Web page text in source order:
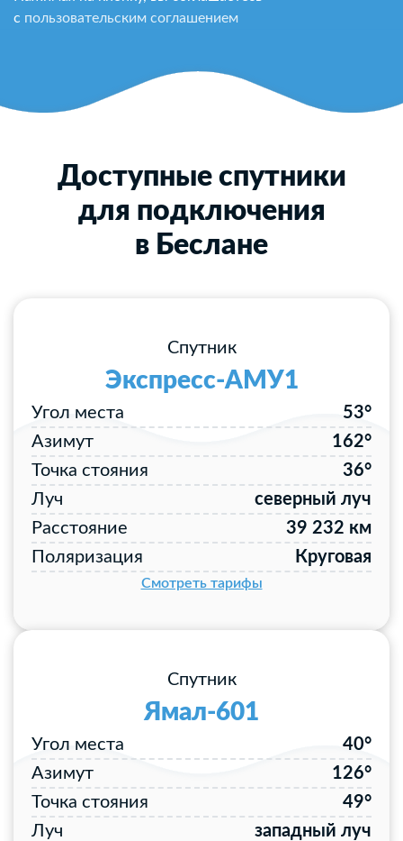
с пользовательским соглашением
Доступные спутники
для подключения
в Беслане
Спутник
Экспресс-АМУ1
Угол места
53°
Азимут
162°
Точка стояния
36°
Луч
северный луч
Расстояние
39 232 км
Поляризация
Круговая
Смотреть тарифы
Спутник
Ямал-601
Угол места
40°
Азимут
126°
Точка стояния
49°
Луч
западный луч